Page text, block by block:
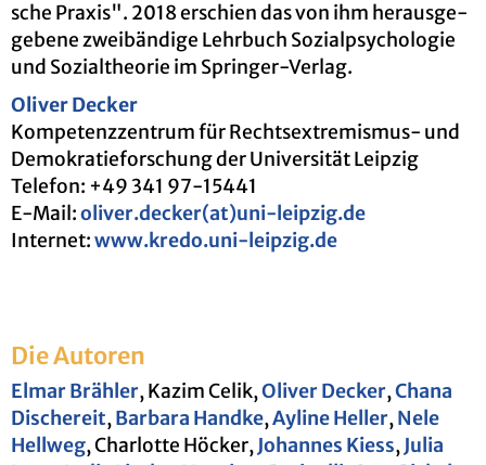
sche Pra­xis". 2018 er­schien das von ihm her­aus­ge­
ge­be­ne zwei­bän­di­ge Lehr­buch So­zi­al­psy­cho­lo­gie
und So­zi­al­theo­rie im Sprin­ger-Ver­lag.
Oli­ver De­cker
Kom­pe­tenz­zen­trum für Rechts­ex­tre­mis­mus- und
De­mo­kra­tie­for­schung der Uni­ver­si­tät Leip­zig
Te­le­fon: +49 341 97-15441
E-Mail:oli­ver.de­cker(at)uni-leip­zig.de
In­ter­net:www.​kredo.​uni-​leipzig.​de
Die Au­to­ren
Elmar Bräh­ler, Kazim Celik,Oli­ver De­cker,Chana
Di­sche­reit,Bar­ba­ra Hand­ke,Ay­line Hel­ler,Nele
Hell­weg, Char­lot­te Hö­cker,Jo­han­nes Kiess,Julia